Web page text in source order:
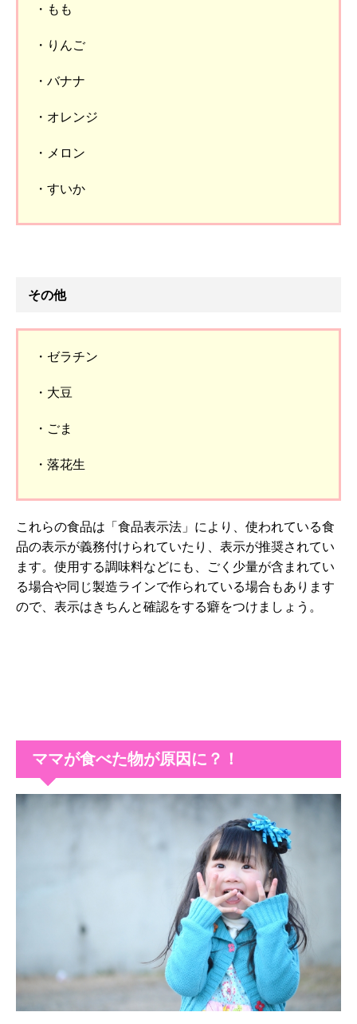
・もも
・りんご
・バナナ
・オレンジ
・メロン
・すいか
その他
・ゼラチン
・大豆
・ごま
・落花生
これらの食品は「食品表示法」により、使われている食
品の表示が義務付けられていたり、表示が推奨されてい
ます。使用する調味料などにも、ごく少量が含まれてい
る場合や同じ製造ラインで作られている場合もあります
ので、表示はきちんと確認をする癖をつけましょう。
ママが食べた物が原因に？！